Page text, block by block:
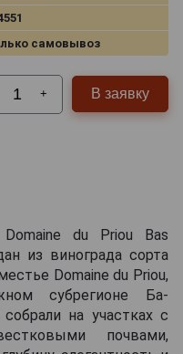
самовывоз
+ В заявку
du Priou Bas
из винограда сорта
Domaine du Priou,
субрегионе Ба-
на участках с
почвами,